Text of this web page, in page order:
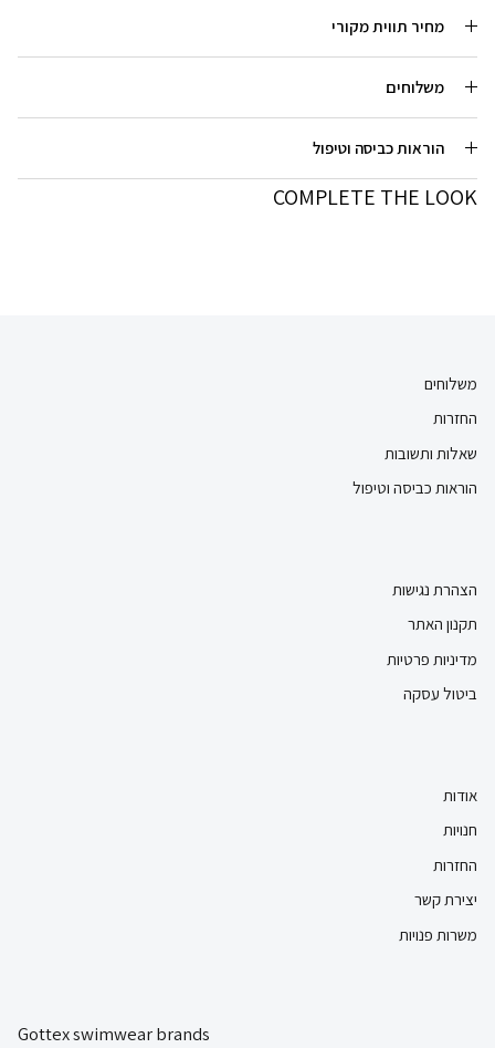
מחיר תווית מקורי
משלוחים
הוראות כביסה וטיפול
COMPLETE THE LOOK
משלוחים
החזרות
שאלות ותשובות
הוראות כביסה וטיפול
הצהרת נגישות
תקנון האתר
מדיניות פרטיות
ביטול עסקה
אודות
חנויות
החזרות
יצירת קשר
משרות פנויות
Gottex swimwear brands